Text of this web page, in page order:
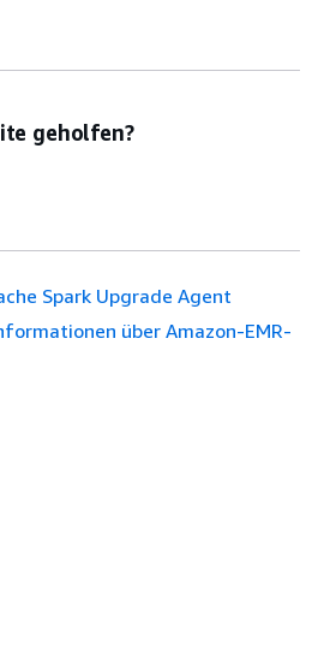
geholfen?
Spark Upgrade Agent
über Amazon-EMR-